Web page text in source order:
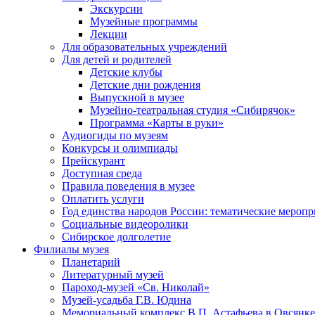
Экскурсии
Музейные программы
Лекции
Для образовательных учреждений
Для детей и родителей
Детские клубы
Детские дни рождения
Выпускной в музее
Музейно-театральная студия «Сибирячок»
Программа «Карты в руки»
Аудиогиды по музеям
Конкурсы и олимпиады
Прейскурант
Доступная среда
Правила поведения в музее
Оплатить услуги
Год единства народов России: тематические
Социальные видеоролики
Сибирское долголетие
Филиалы музея
Планетарий
Литературный музей
Пароход-музей «Св. Николай»
Музей-усадьба Г.В. Юдина
Мемориальный комплекс В.П. Астафьева в Овсянке